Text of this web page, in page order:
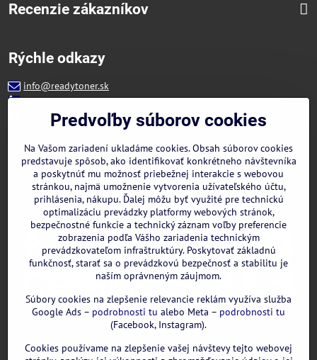
Recenzie zákazníkov
Rýchle odkazy
info@readytoner.sk
+421 944 322 536 (PO-PIA: 09:00- 15:00)
Facebook
Instagram
WhatsApp
Predvoľby súborov cookies
Na Vašom zariadení ukladáme cookies. Obsah súborov cookies
predstavuje spôsob, ako identifikovať konkrétneho návštevníka
a poskytnúť mu možnosť priebežnej interakcie s webovou
stránkou, najmä umožnenie vytvorenia užívateľského účtu,
prihlásenia, nákupu. Ďalej môžu byť využité pre technickú
optimalizáciu prevádzky platformy webových stránok,
bezpečnostné funkcie a technický záznam voľby preferencie
zobrazenia podľa Vášho zariadenia technickým
prevádzkovateľom infraštruktúry. Poskytovať základnú
funkčnosť, starať sa o prevádzkovú bezpečnosť a stabilitu je
naším oprávneným záujmom.
Súbory cookies na zlepšenie relevancie reklám využíva služba
Google Ads – podrobnosti tu alebo Meta – podrobnosti tu
(Facebook, Instagram).
Cookies používame na zlepšenie vašej návštevy tejto webovej